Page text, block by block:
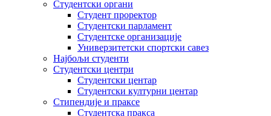
Студентски органи
Студент проректор
Студентски парламент
Студентске организације
Универзитетски спортски савез
Најбољи студенти
Студентски центри
Студентски центар
Студентски културни центар
Стипендије и праксе
Студентска пракса